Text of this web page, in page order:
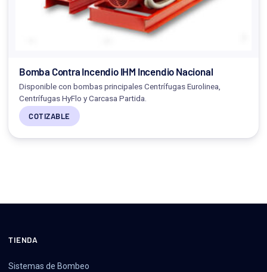
Bomba Contra Incendio IHM Incendio Nacional
Disponible con bombas principales Centrífugas Eurolinea,
Centrífugas HyFlo y Carcasa Partida.
COTIZABLE
TIENDA
Sistemas de Bombeo